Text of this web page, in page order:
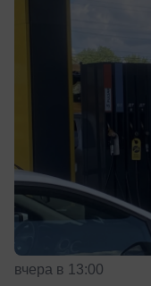
вчера в 13:00